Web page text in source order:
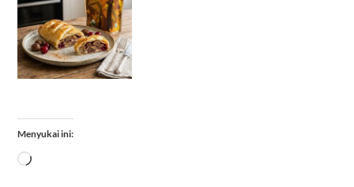
Menyukai ini:
Memuat...